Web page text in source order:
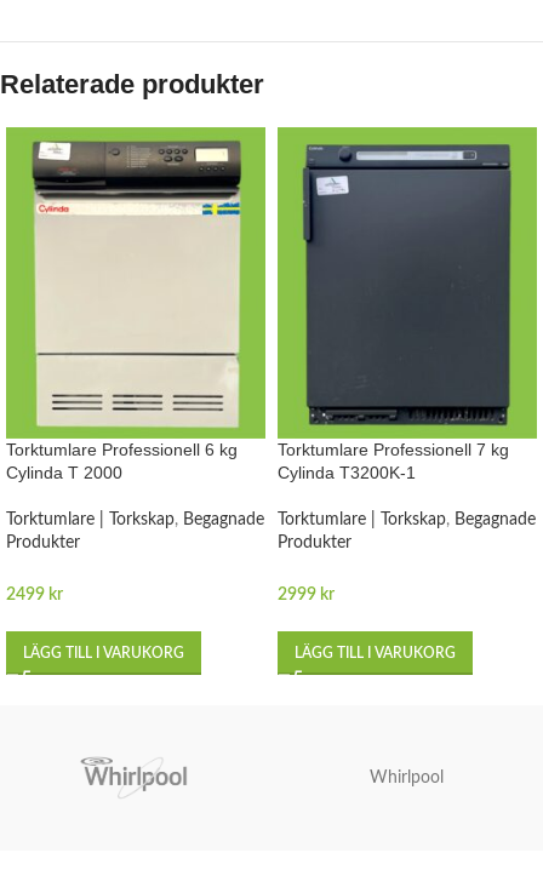
Relaterade produkter
Torktumlare Professionell 6 kg
Cylinda T 2000
Torktumlare | Torkskap, Begagnade
Produkter
2499 kr
LÄGG TILL I VARUKORG
Torktumlare Professionell 7 kg
Cylinda T3200K-1
Torktumlare | Torkskap, Begagnade
Produkter
2999 kr
LÄGG TILL I VARUKORG
Whirlpool